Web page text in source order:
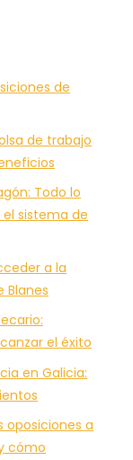
de
de trabajo
Todo lo
sistema de
a la
Blanes
el éxito
en Galicia:
oposiciones a
cómo